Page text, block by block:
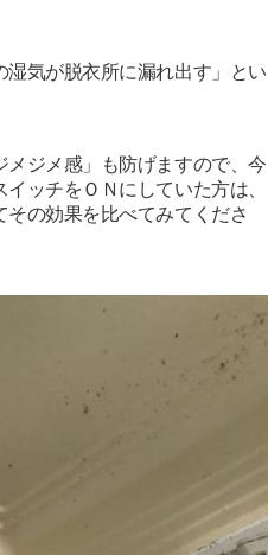
湿気が脱衣所に漏れ出す」とい
メジメ感」も防げますので、今
ッチをＯＮにしていた方は、
その効果を比べてみてくださ